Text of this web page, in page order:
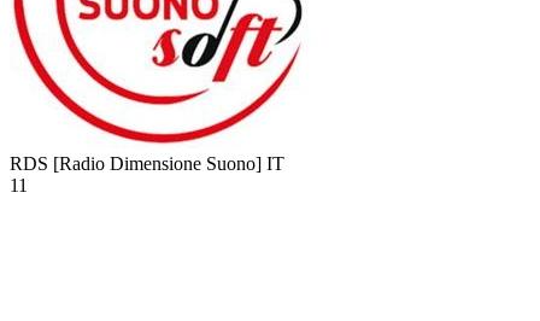
RDS [Radio Dimensione Suono] IT
11